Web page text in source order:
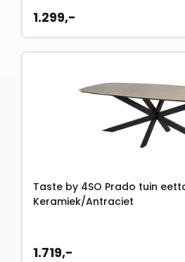
1.299,-
Taste by 4SO Prado tuin
Keramiek/Antraciet
1.719,-